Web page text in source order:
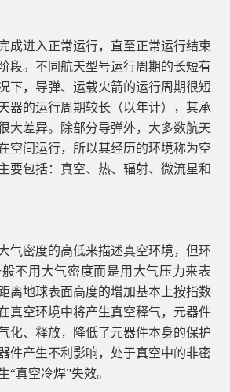
成进入正常运行，直至正常运行结束
段。不同航天型号运行周期的长短有
下，导弹、运载火箭的运行周期很短
器的运行周期较长（以年计），其承
大差异。除部分导弹外，大多数航天
空间运行，所以其经历的环境称为空
要包括：真空、热、辐射、微流星和
气密度的高低来描述真空环境，但环
不用大气密度而是用大气压力来表
离地球表面高度的增加基本上按指数
真空环境中将产生真空释气，元器件
化、释放，降低了元器件本身的保护
件产生不利影响，处于真空中的非密
“真空冷焊”失效。